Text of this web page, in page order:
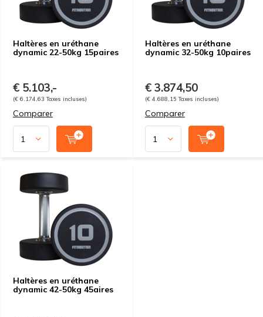
Haltères en uréthane
dynamic 22-50kg 15paires
€ 5.103,-
(€ 6.174,63 Taxes incluses)
Comparer
Haltères en uréthane
dynamic 32-50kg 10paires
€ 3.874,50
(€ 4.688,15 Taxes incluses)
Comparer
Haltères en uréthane
dynamic 42-50kg 45aires